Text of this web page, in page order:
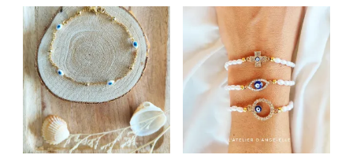
a
plusieurs
variations.
Les
options
peuvent
a
plusieurs
variations.
Les
options
peuvent